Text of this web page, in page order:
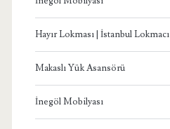
Hayır Lokması | İstanbul Lokmacı
Makaslı Yük Asansörü
İnegöl Mobilyası